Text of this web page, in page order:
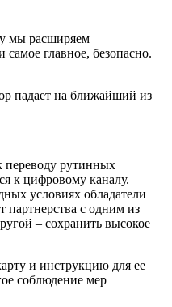
мы расширяем
главное, безопасно.
падает на ближайший из
переводу рутинных
к цифровому каналу.
условиях обладатели
партнерства с одним из
– сохранить высокое
и инструкцию для ее
соблюдение мер